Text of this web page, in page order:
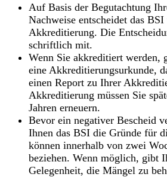
Auf Basis der Begutachtung
Nachweise entscheidet das
Akkreditierung. Die
schriftlich mit.
Wenn Sie akkreditiert werden,
eine Akkreditierungsurkunde,
einen Report zu Ihrer
Akkreditierung müssen Sie
Jahren erneuern.
Bevor ein negativer Bescheid
Ihnen das BSI die Gründe für
können innerhalb von zwei
beziehen. Wenn möglich, gibt
Gelegenheit, die Mängel zu